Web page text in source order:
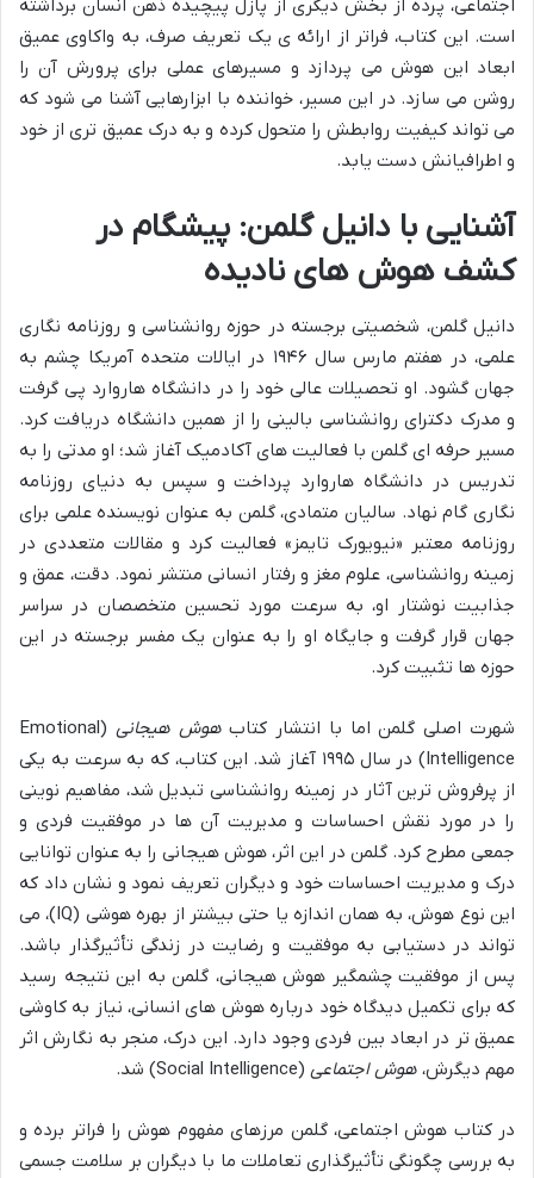
اجتماعی، پرده از بخش دیگری از پازل پیچیده ذهن انسان برداشته
است. این کتاب، فراتر از ارائه ی یک تعریف صرف، به واکاوی عمیق
ابعاد این هوش می پردازد و مسیرهای عملی برای پرورش آن را
روشن می سازد. در این مسیر، خواننده با ابزارهایی آشنا می شود که
می تواند کیفیت روابطش را متحول کرده و به درک عمیق تری از خود
و اطرافیانش دست یابد.
آشنایی با دانیل گلمن: پیشگام در
کشف هوش های نادیده
دانیل گلمن، شخصیتی برجسته در حوزه روانشناسی و روزنامه نگاری
علمی، در هفتم مارس سال ۱۹۴۶ در ایالات متحده آمریکا چشم به
جهان گشود. او تحصیلات عالی خود را در دانشگاه هاروارد پی گرفت
و مدرک دکترای روانشناسی بالینی را از همین دانشگاه دریافت کرد.
مسیر حرفه ای گلمن با فعالیت های آکادمیک آغاز شد؛ او مدتی را به
تدریس در دانشگاه هاروارد پرداخت و سپس به دنیای روزنامه
نگاری گام نهاد. سالیان متمادی، گلمن به عنوان نویسنده علمی برای
روزنامه معتبر «نیویورک تایمز» فعالیت کرد و مقالات متعددی در
زمینه روانشناسی، علوم مغز و رفتار انسانی منتشر نمود. دقت، عمق و
جذابیت نوشتار او، به سرعت مورد تحسین متخصصان در سراسر
جهان قرار گرفت و جایگاه او را به عنوان یک مفسر برجسته در این
حوزه ها تثبیت کرد.
شهرت اصلی گلمن اما با انتشار کتابهوش هیجانی
(Emotional
Intelligence) در سال ۱۹۹۵ آغاز شد. این کتاب، که به سرعت به یکی
از پرفروش ترین آثار در زمینه روانشناسی تبدیل شد، مفاهیم نوینی
را در مورد نقش احساسات و مدیریت آن ها در موفقیت فردی و
جمعی مطرح کرد. گلمن در این اثر، هوش هیجانی را به عنوان توانایی
درک و مدیریت احساسات خود و دیگران تعریف نمود و نشان داد که
این نوع هوش، به همان اندازه یا حتی بیشتر از بهره هوشی (IQ)، می
تواند در دستیابی به موفقیت و رضایت در زندگی تأثیرگذار باشد.
پس از موفقیت چشمگیر هوش هیجانی، گلمن به این نتیجه رسید
که برای تکمیل دیدگاه خود درباره هوش های انسانی، نیاز به کاوشی
عمیق تر در ابعاد بین فردی وجود دارد. این درک، منجر به نگارش اثر
مهم دیگرش، هوش اجتماعی (Social Intelligence) شد.
در کتاب هوش اجتماعی، گلمن مرزهای مفهوم هوش را فراتر برده و
به بررسی چگونگی تأثیرگذاری تعاملات ما با دیگران بر سلامت جسمی